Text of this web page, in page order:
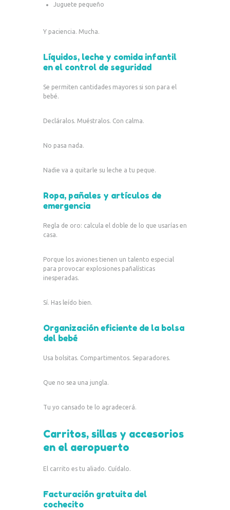
Juguete pequeño
Y paciencia. Mucha.
Líquidos, leche y comida infantil
en el control de seguridad
Se permiten cantidades mayores si son para el
bebé.
Decláralos. Muéstralos. Con calma.
No pasa nada.
Nadie va a quitarle su leche a tu peque.
Ropa, pañales y artículos de
emergencia
Regla de oro: calcula el doble de lo que usarías en
casa.
Porque los aviones tienen un talento especial
para provocar explosiones pañalísticas
inesperadas.
Sí. Has leído bien.
Organización eficiente de la bolsa
del bebé
Usa bolsitas. Compartimentos. Separadores.
Que no sea una jungla.
Tu yo cansado te lo agradecerá.
Carritos, sillas y accesorios
en el aeropuerto
El carrito es tu aliado. Cuídalo.
Facturación gratuita del
cochecito